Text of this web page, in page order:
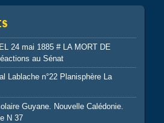
24 mai 1885 # LA MORT DE
au Sénat
Lablache n°22 Planisphère La
Guyane. Nouvelle Calédonie.
N 37